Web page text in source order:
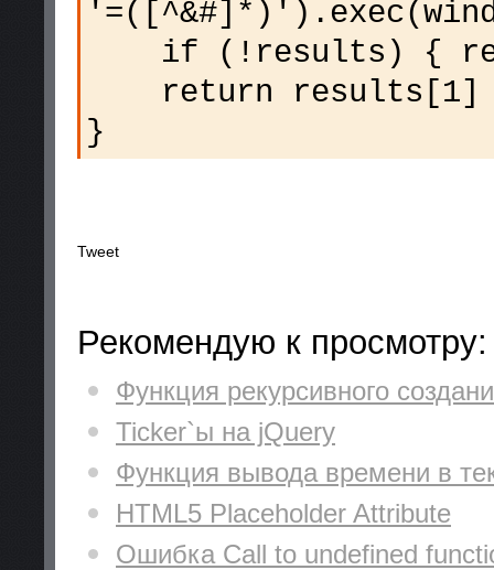
if (!results) {
return
}
Tweet
Рекомендую к просмотру:
Функция рекурсивного
Ticker`ы на jQuery
Функция вывода времени в
HTML5 Placeholder Attribute
Ошибка Call to undefined